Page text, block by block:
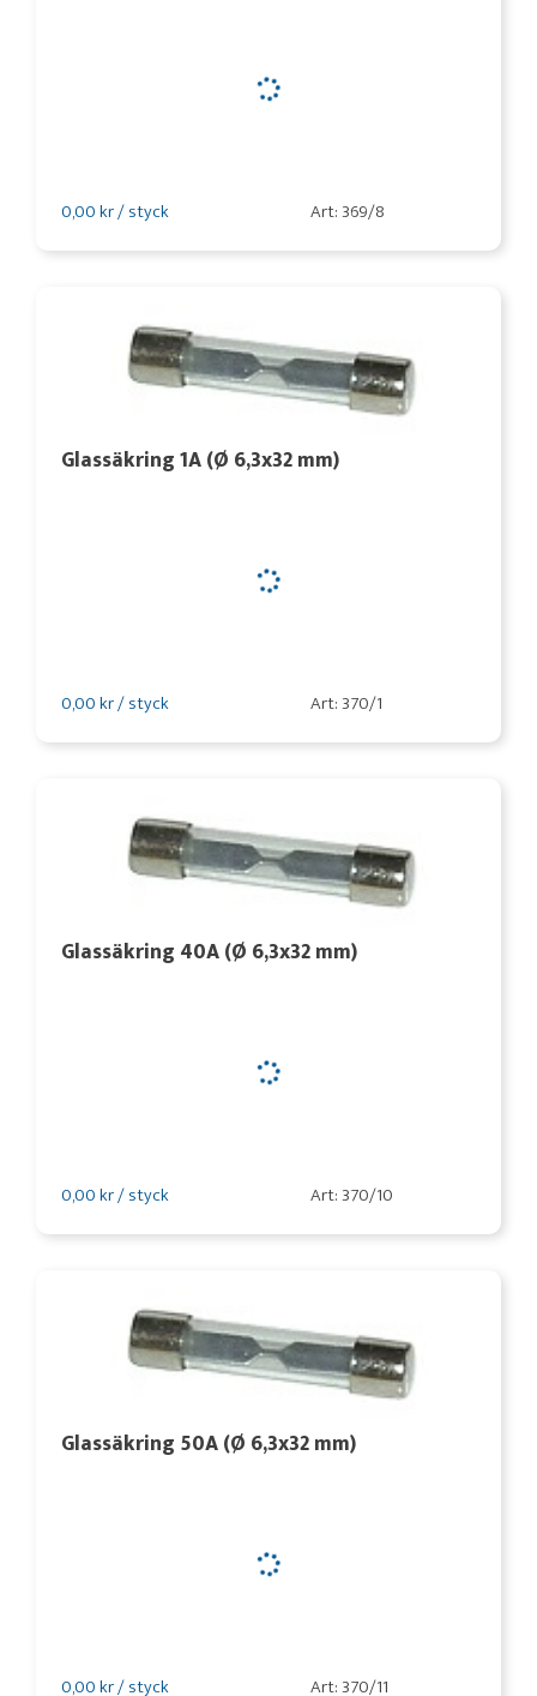
0,00 kr / styck Art: 369/8
Glassäkring 1A (Ø 6,3x32 mm)
0,00 kr / styck Art: 370/1
Glassäkring 40A (Ø 6,3x32 mm)
0,00 kr / styck Art: 370/10
Glassäkring 50A (Ø 6,3x32 mm)
0,00 kr / styck Art: 370/11